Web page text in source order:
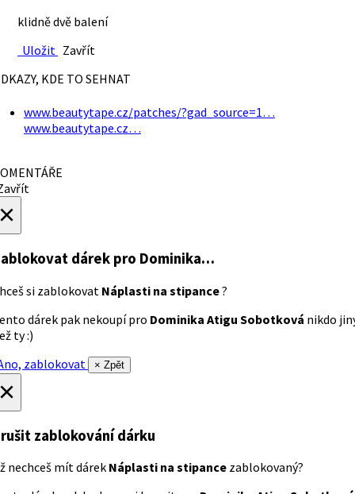
klidně dvě balení
Uložit Zavřít
KDE TO SEHNAT
www.beautytape.cz/patches/?gad_source=1…
www.beautytape.cz…
dárek pro Dominika…
si zablokovat Náplasti na stipance?
dárek pak nekoupí pro Dominika Atigu Sobotková nikdo
ty :)
zablokovat
× Zpět
zablokování dárku
nechceš mít dárek Náplasti na stipance zablokovaný?